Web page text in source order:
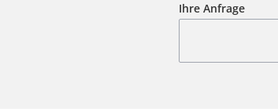
Ihre Anfrage